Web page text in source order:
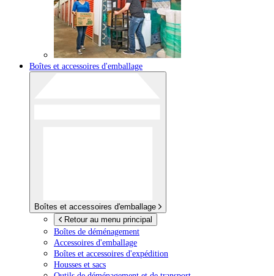
Boîtes et accessoires d'emballage
Boîtes et accessoires d'emballage
Retour au menu principal
Boîtes de déménagement
Accessoires d'emballage
Boîtes et accessoires d'expédition
Housses et sacs